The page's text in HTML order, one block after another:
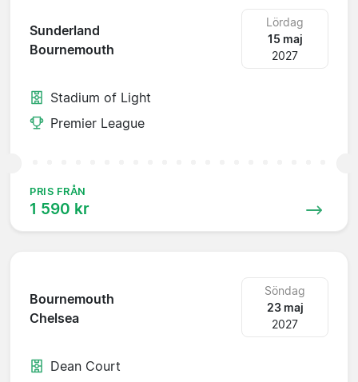
Sunderland
Bournemouth
Lördag
15 maj
2027
Stadium of Light
Premier League
PRIS FRÅN
1 590 kr
Bournemouth
Chelsea
Söndag
23 maj
2027
Dean Court